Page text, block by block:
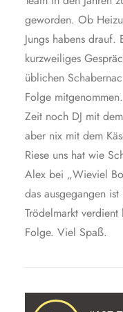
geworden. Ob
Jungs habens drauf.
kurzweiliges
üblichen
Folge
Zeit noch DJ mit
aber nix mit dem
Riese uns hat wie
Alex bei „Wieviel
das ausgegangen
Trödelmarkt
Folge. Viel Spaß.